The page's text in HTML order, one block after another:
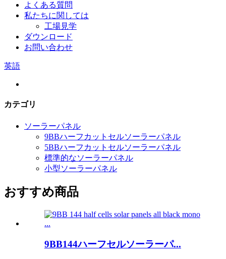
よくある質問
私たちに関しては
工場見学
ダウンロード
お問い合わせ
英語
カテゴリ
ソーラーパネル
9BBハーフカットセルソーラーパネル
5BBハーフカットセルソーラーパネル
標準的なソーラーパネル
小型ソーラーパネル
おすすめ商品
9BB144ハーフセルソーラーパ...